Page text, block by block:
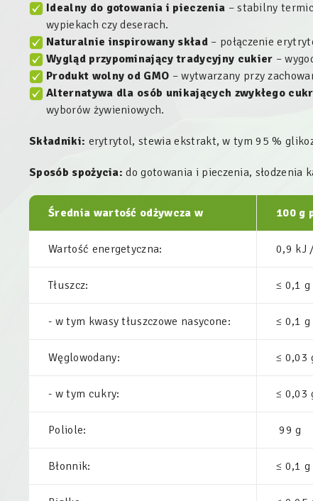
Idealny do gotowania i pieczenia – stabilny
wypiekach czy deserach.
Naturalnie inspirowany skład– połączenie
Wygląd przypominający tradycyjny cukier –
Produkt wolny od GMO – wytwarzany przy
Alternatywa dla osób unikających zwykłego
wyborów żywieniowych.
Składniki: erytrytol, stewia ekstrakt, w tym 95 %
Sposób spożycia: do gotowania i pieczenia, słodzenia
Średnia wartość odżywcza w 100 g
Wartość energetyczna: 0,9 kJ
Tłuszcz: ≤ 0,1 g
- w tym kwasy tłuszczowe nasycone: ≤ 0,1 g
Węglowodany: ≤ 0,03
- w tym cukry: ≤ 0,03
Poliole: 99 g
Błonnik: ≤ 0,1 g